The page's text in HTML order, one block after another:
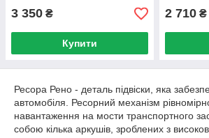
3 350 ₴
Купити
2 710 ₴
Ресора Рено - деталь підвіски, яка
автомобіля. Ресорний механізм
навантаження на мости транспортного
собою кілька аркушів, зроблених з